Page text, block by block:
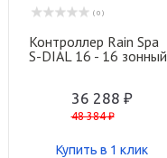
( 0 )
Контроллер Rain Spa
S-DIAL 16 - 16 зонный
36 288 ₽
48 384 ₽
Купить в 1 клик